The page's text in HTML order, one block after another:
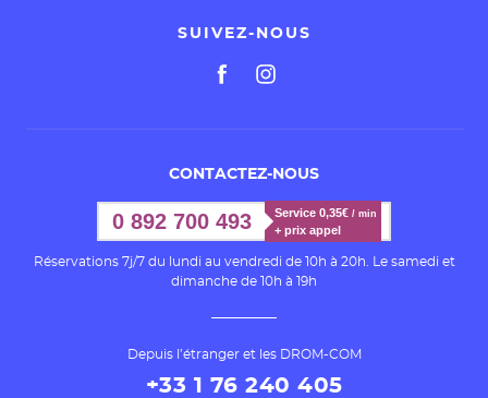
SUIVEZ-NOUS
CONTACTEZ-NOUS
0 892 700 493 Service 0,35€ / min
+ prix appel
Réservations 7j/7 du lundi au vendredi de 10h à 20h. Le samedi et
dimanche de 10h à 19h
Depuis l’étranger et les DROM-COM
+33 1 76 240 405